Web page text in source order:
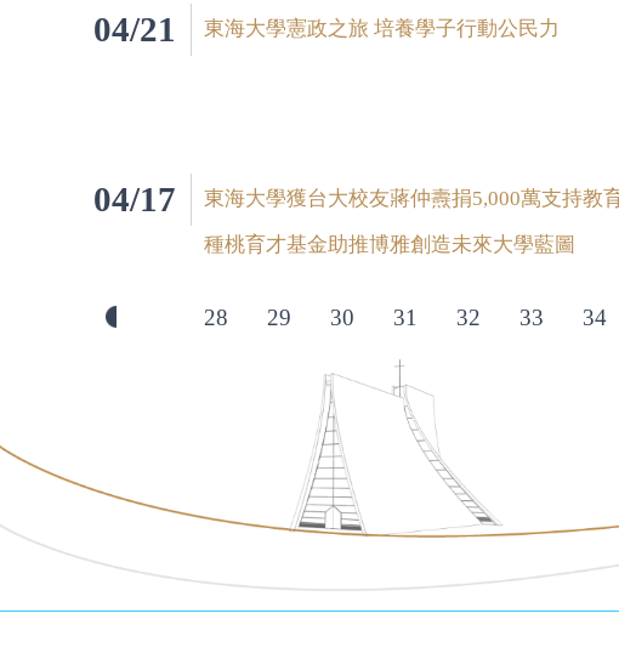
04/21 東海大學憲政之旅 培養學子行動公民力
04/17
東海大學獲台大校友蔣仲燾捐5,000萬支持教
種桃育才基金助推博雅創造未來大學藍圖
28 29 30 31 32 33 34